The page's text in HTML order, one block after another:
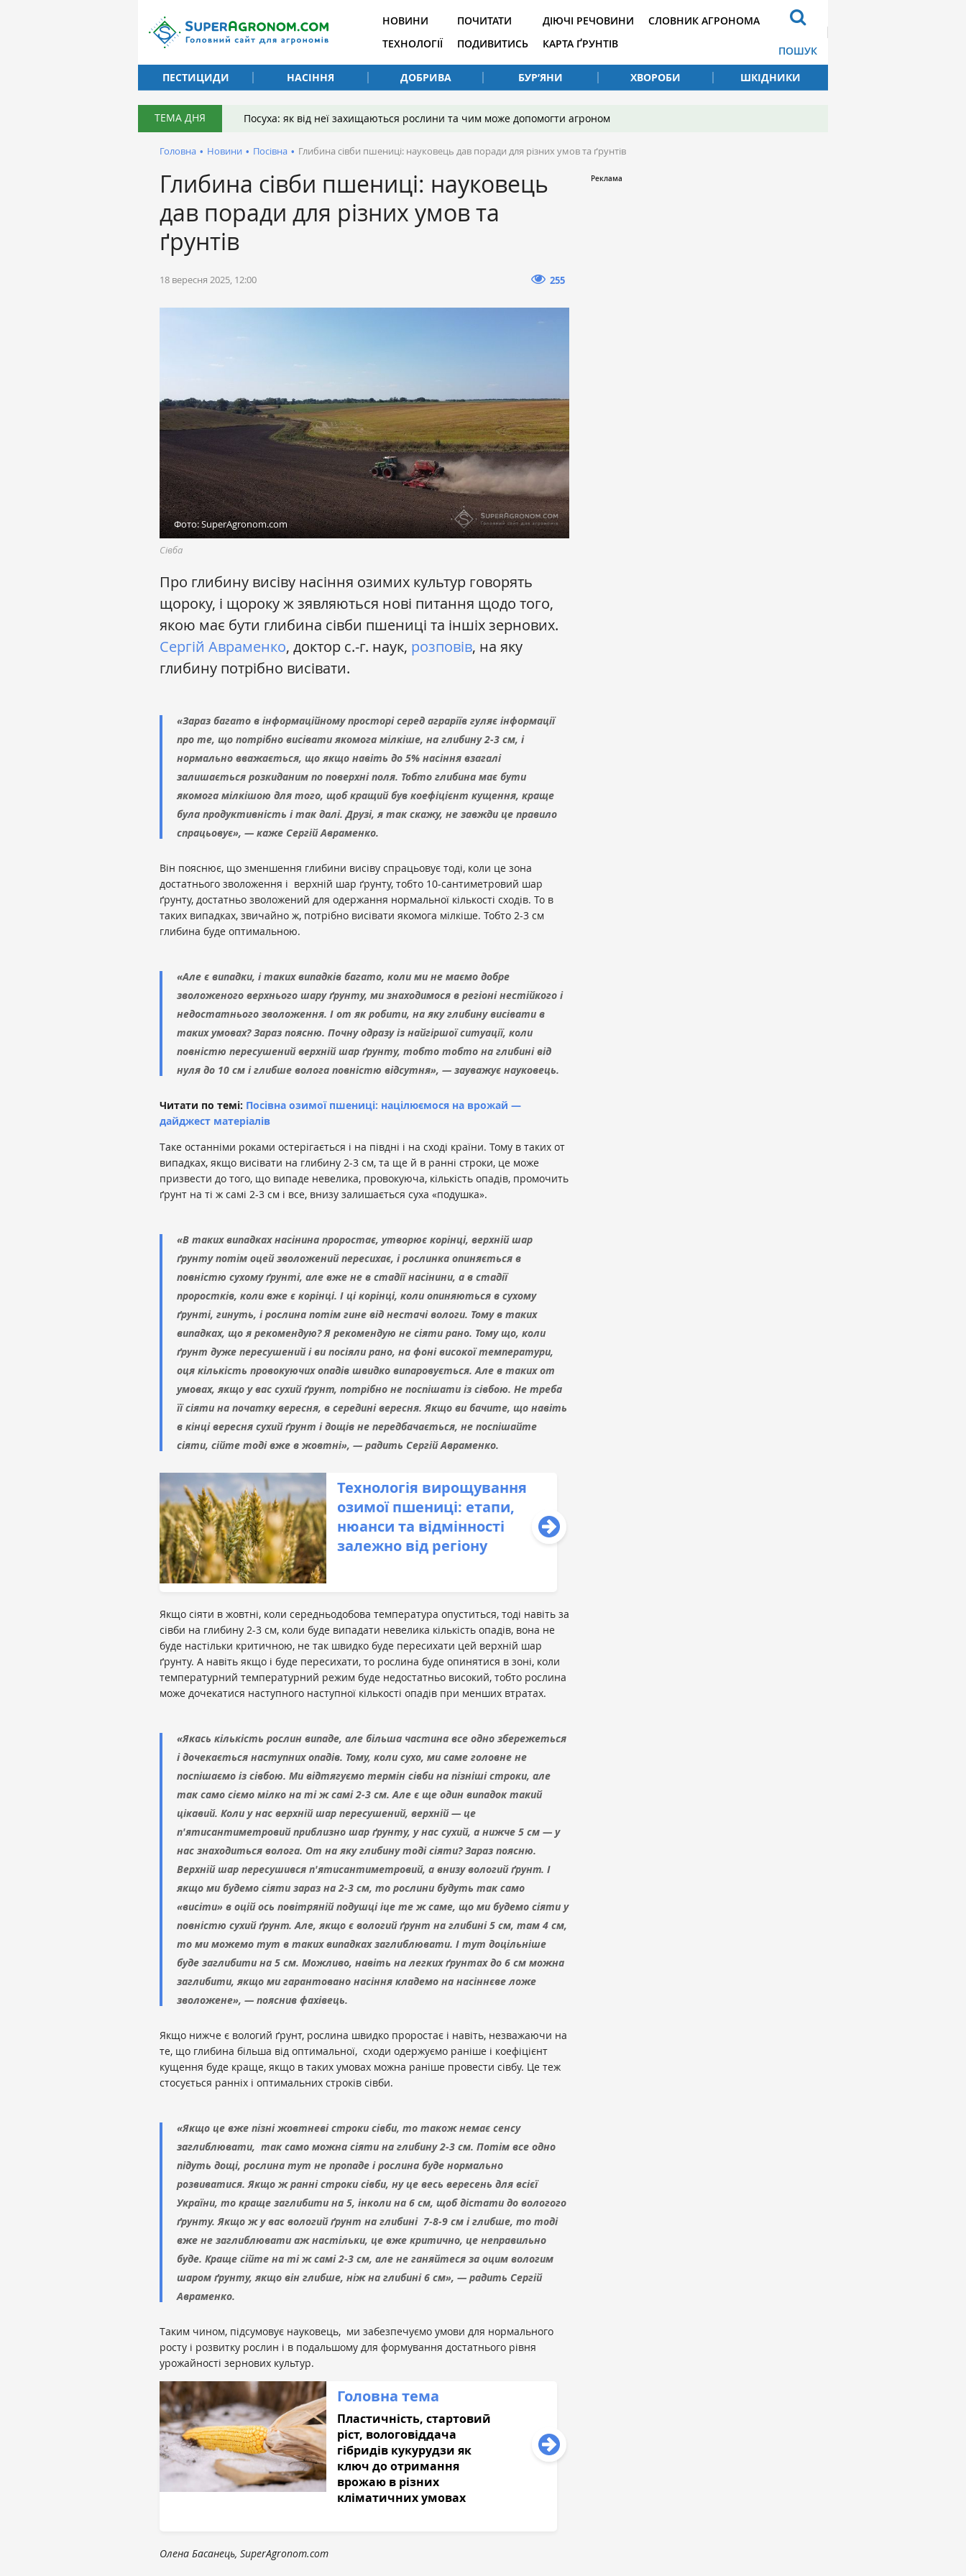
НОВИНИ
ТЕХНОЛОГІЇ
ПОЧИТАТИ
ПОДИВИТИСЬ
ДІЮЧІ РЕЧОВИНИ
КАРТА ҐРУНТІВ
СЛОВНИК АГРОНОМА
ПОШУК
ПЕСТИЦИДИ
НАСІННЯ ДОБРИВА БУР’ЯНИ ХВОРОБИ ШКІДНИКИ
ТЕМА ДНЯ Посуха: як від неї захищаються рослини та чим може допомогти агроном
Головна • Новини • Посівна • Глибина сівби пшениці: науковець дав поради для різних умов та ґрунтів
Глибина сівби пшениці: науковець
дав поради для різних умов та
ґрунтів
18 вересня 2025, 12:00 255
Фото: SuperAgronom.com
Сівба
Про глибину висіву насіння озимих культур говорять
щороку, і щороку ж зявляються нові питання щодо того,
якою має бути глибина сівби пшениці та іншіх зернових.
Сергій Авраменко, доктор с.-г. наук, розповів, на яку
глибину потрібно висівати.
«Зараз багато в інформаційному просторі серед аграріїв гуляє інформації
про те, що потрібно висівати якомога мілкіше, на глибину 2-3 см, і
нормально вважається, що якщо навіть до 5% насіння взагалі
залишається розкиданим по поверхні поля. Тобто глибина має бути
якомога мілкішою для того, щоб кращий був коефіцієнт кущення, краще
була продуктивність і так далі. Друзі, я так скажу, не завжди це правило
спрацьовує», — каже Сергій Авраменко.
Він пояснює, що зменшення глибини висіву спрацьовує тоді, коли це зона
достатнього зволоження і верхній шар ґрунту, тобто 10-сантиметровий шар
ґрунту, достатньо зволожений для одержання нормальної кількості сходів. То в
таких випадках, звичайно ж, потрібно висівати якомога мілкіше. Тобто 2-3 см
глибина буде оптимальною.
«Але є випадки, і таких випадків багато, коли ми не маємо добре
зволоженого верхнього шару ґрунту, ми знаходимося в регіоні нестійкого і
недостатнього зволоження. І от як робити, на яку глибину висівати в
таких умовах? Зараз поясню. Почну одразу із найгіршої ситуації, коли
повністю пересушений верхній шар ґрунту, тобто тобто на глибині від
нуля до 10 см і глибше волога повністю відсутня», — зауважує науковець.
Читати по темі: Посівна озимої пшениці: націлюємося на врожай —
дайджест матеріалів
Таке останніми роками остерігається і на півдні і на сході країни. Тому в таких от
випадках, якщо висівати на глибину 2-3 см, та ще й в ранні строки, це може
призвести до того, що випаде невелика, провокуюча, кількість опадів, промочить
ґрунт на ті ж самі 2-3 см і все, внизу залишається суха «подушка».
«В таких випадках насінина проростає, утворює корінці, верхній шар
ґрунту потім оцей зволожений пересихає, і рослинка опиняється в
повністю сухому ґрунті, але вже не в стадії насінини, а в стадії
проростків, коли вже є корінці. І ці корінці, коли опиняються в сухому
ґрунті, гинуть, і рослина потім гине від нестачі вологи. Тому в таких
випадках, що я рекомендую? Я рекомендую не сіяти рано. Тому що, коли
ґрунт дуже пересушений і ви посіяли рано, на фоні високої температури,
оця кількість провокуючих опадів швидко випаровується. Але в таких от
умовах, якщо у вас сухий ґрунт, потрібно не поспішати із сівбою. Не треба
її сіяти на початку вересня, в середині вересня. Якщо ви бачите, що навіть
в кінці вересня сухий ґрунт і дощів не передбачається, не поспішайте
сіяти, сійте тоді вже в жовтні», — радить Сергій Авраменко.
Технологія вирощування
озимої пшениці: етапи,
нюанси та відмінності
залежно від регіону
Якщо сіяти в жовтні, коли середньодобова температура опуститься, тоді навіть за
сівби на глибину 2-3 см, коли буде випадати невелика кількість опадів, вона не
буде настільки критичною, не так швидко буде пересихати цей верхній шар
ґрунту. А навіть якщо і буде пересихати, то рослина буде опинятися в зоні, коли
температурний температурний режим буде недостатньо високий, тобто рослина
може дочекатися наступного наступної кількості опадів при менших втратах.
«Якась кількість рослин випаде, але більша частина все одно збережеться
і дочекається наступних опадів. Тому, коли сухо, ми саме головне не
поспішаємо із сівбою. Ми відтягуємо термін сівби на пізніші строки, але
так само сіємо мілко на ті ж самі 2-3 см. Але є ще один випадок такий
цікавий. Коли у нас верхній шар пересушений, верхній — це
п'ятисантиметровий приблизно шар ґрунту, у нас сухий, а нижче 5 см — у
нас знаходиться волога. От на яку глибину тоді сіяти? Зараз поясню.
Верхній шар пересушився п'ятисантиметровий, а внизу вологий ґрунт. І
якщо ми будемо сіяти зараз на 2-3 см, то рослини будуть так само
«висіти» в оцій ось повітряній подушці іце те ж саме, що ми будемо сіяти у
повністю сухий ґрунт. Але, якщо є вологий ґрунт на глибині 5 см, там 4 см,
то ми можемо тут в таких випадках заглиблювати. І тут доцільніше
буде заглибити на 5 см. Можливо, навіть на легких ґрунтах до 6 см можна
заглибити, якщо ми гарантовано насіння кладемо на насіннєве ложе
зволожене», — пояснив фахівець.
Якщо нижче є вологий ґрунт, рослина швидко проростає і навіть, незважаючи на
те, що глибина більша від оптимальної, сходи одержуємо раніше і коефіцієнт
кущення буде краще, якщо в таких умовах можна раніше провести сівбу. Це теж
стосується ранніх і оптимальних строків сівби.
«Якщо це вже пізні жовтневі строки сівби, то також немає сенсу
заглиблювати, так само можна сіяти на глибину 2-3 см. Потім все одно
підуть дощі, рослина тут не пропаде і рослина буде нормально
розвиватися. Якщо ж ранні строки сівби, ну це весь вересень для всієї
України, то краще заглибити на 5, інколи на 6 см, щоб дістати до вологого
ґрунту. Якщо ж у вас вологий ґрунт на глибині 7-8-9 см і глибше, то тоді
вже не заглиблювати аж настільки, це вже критично, це неправильно
буде. Краще сійте на ті ж самі 2-3 см, але не ганяйтеся за оцим вологим
шаром ґрунту, якщо він глибше, ніж на глибині 6 см», — радить Сергій
Авраменко.
Таким чином, підсумовує науковець, ми забезпечуємо умови для нормального
росту і розвитку рослин і в подальшому для формування достатнього рівня
урожайності зернових культур.
Головна тема
Пластичність, стартовий
ріст, вологовіддача
гібридів кукурудзи як
ключ до отримання
врожаю в різних
кліматичних умовах
Олена Басанець, SuperAgronom.com